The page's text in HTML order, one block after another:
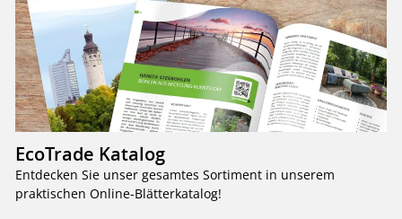
EcoTrade Katalog
Entdecken Sie unser gesamtes Sortiment in unserem
praktischen Online-Blätterkatalog!